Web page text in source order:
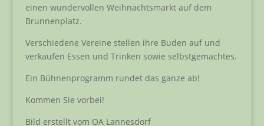
einen wundervollen Weihnachtsmarkt auf dem
Brunnenplatz.
Verschiedene Vereine stellen ihre Buden auf und
verkaufen Essen und Trinken sowie selbstgemachtes.
Ein Bühnenprogramm rundet das ganze ab!
Kommen Sie vorbei!
Bild erstellt vom OA Lannesdorf